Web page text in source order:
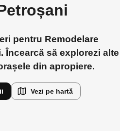
pentru Remodelare
Încearcă să explorezi alte
din apropiere.
Vezi pe hartă